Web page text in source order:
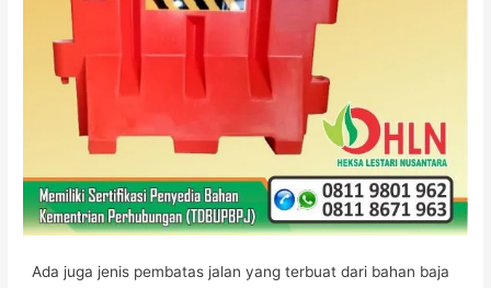
Ada juga jenis pembatas jalan yang terbuat dari bahan baja